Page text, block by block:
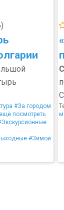
#За городом
посмотреть
#Зимой